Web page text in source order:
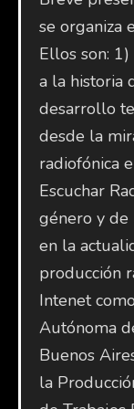
se organiza
Ellos son:
a la historia
desarrollo
desde la
radiofónica
Escuchar
género y de
en la
producción
Intenet
Autónoma
Buenos
la